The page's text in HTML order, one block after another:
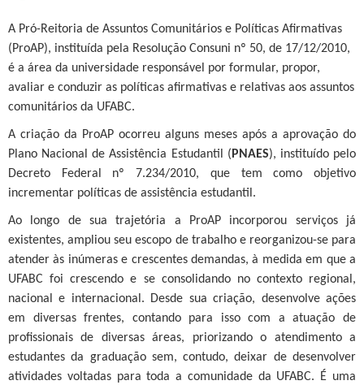
A Pró-Reitoria de Assuntos Comunitários e Políticas Afirmativas
(ProAP), instituída pela Resolução Consuni nº 50, de 17/12/2010,
é a área da universidade responsável por formular, propor,
avaliar e conduzir as políticas afirmativas e relativas aos assuntos
comunitários da UFABC.
A criação da ProAP ocorreu alguns meses após a aprovação do
Plano Nacional de Assistência Estudantil ( PNAES), instituído pelo
Decreto Federal nº 7.234/2010, que tem como objetivo
incrementar políticas de assistência estudantil.
Ao longo de sua trajetória a ProAP incorporou serviços já
existentes, ampliou seu escopo de trabalho e reorganizou-se para
atender às inúmeras e crescentes demandas, à medida em que a
UFABC foi crescendo e se consolidando no contexto regional,
nacional e internacional. Desde sua criação, desenvolve ações
em diversas frentes, contando para isso com a atuação de
profissionais de diversas áreas, priorizando o atendimento a
estudantes da graduação sem, contudo, deixar de desenvolver
atividades voltadas para toda a comunidade da UFABC. É uma